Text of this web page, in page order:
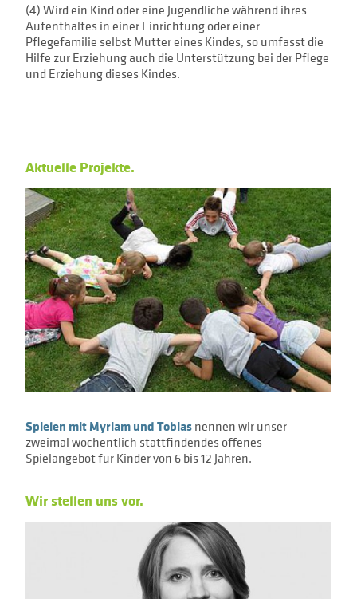
(4) Wird ein Kind oder eine Jugendliche während ihres
Aufenthaltes in einer Einrichtung oder einer
Pflegefamilie selbst Mutter eines Kindes, so umfasst die
Hilfe zur Erziehung auch die Unterstützung bei der Pflege
und Erziehung dieses Kindes.
Aktuelle Projekte.
Spielen mit Myriam und Tobiasnennen wir unser
zweimal wöchentlich stattfindendes offenes
Spielangebot für Kinder von 6 bis 12 Jahren.
Wir stellen uns vor.